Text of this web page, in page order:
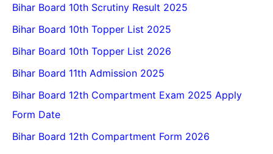
Bihar Board 10th Scrutiny Result 2025
Bihar Board 10th Topper List 2025
Bihar Board 10th Topper List 2026
Bihar Board 11th Admission 2025
Bihar Board 12th Compartment Exam 2025 Apply
Form Date
Bihar Board 12th Compartment Form 2026